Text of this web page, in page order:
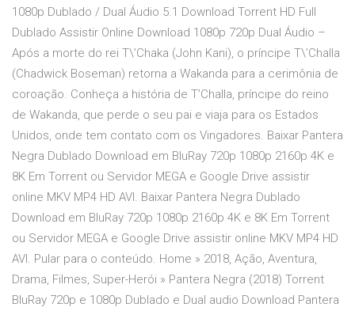
1080p Dublado / Dual Áudio 5.1 Download Torrent HD Full
Dublado Assistir Online Download 1080p 720p Dual Áudio –
Após a morte do rei T\’Chaka (John Kani), o príncipe T\’Challa
(Chadwick Boseman) retorna a Wakanda para a cerimônia de
coroação. Conheça a história de T’Challa, príncipe do reino
de Wakanda, que perde o seu pai e viaja para os Estados
Unidos, onde tem contato com os Vingadores. Baixar Pantera
Negra Dublado Download em BluRay 720p 1080p 2160p 4K e
8K Em Torrent ou Servidor MEGA e Google Drive assistir
online MKV MP4 HD AVI. Baixar Pantera Negra Dublado
Download em BluRay 720p 1080p 2160p 4K e 8K Em Torrent
ou Servidor MEGA e Google Drive assistir online MKV MP4 HD
AVI. Pular para o conteúdo. Home » 2018, Ação, Aventura,
Drama, Filmes, Super-Herói » Pantera Negra (2018) Torrent
BluRay 720p e 1080p Dublado e Dual audio Download Pantera